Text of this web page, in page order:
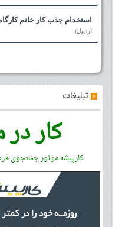
استخدام جذب کار خانم
اردبیل)
»تبلیغات
کار
کارپیشه موتور جستجوی